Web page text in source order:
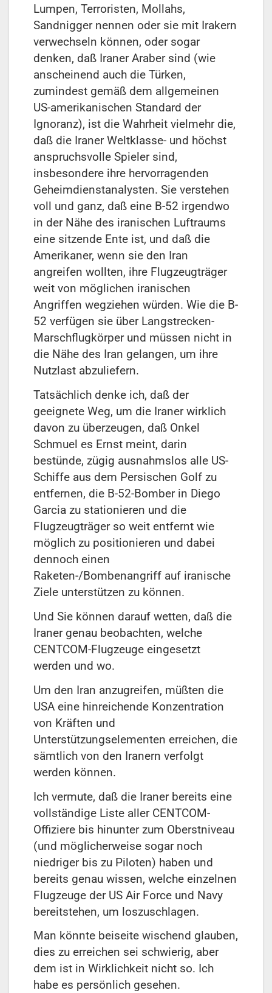
Lumpen, Terroristen, Mollahs,
Sandnigger nennen oder sie mit Irakern
verwechseln können, oder sogar
denken, daß Iraner Araber sind (wie
anscheinend auch die Türken,
zumindest gemäß dem allgemeinen
US-amerikanischen Standard der
Ignoranz), ist die Wahrheit vielmehr die,
daß die Iraner Weltklasse- und höchst
anspruchsvolle Spieler sind,
insbesondere ihre hervorragenden
Geheimdienstanalysten. Sie verstehen
voll und ganz, daß eine B-52 irgendwo
in der Nähe des iranischen Luftraums
eine sitzende Ente ist, und daß die
Amerikaner, wenn sie den Iran
angreifen wollten, ihre Flugzeugträger
weit von möglichen iranischen
Angriffen wegziehen würden. Wie die B-
52 verfügen sie über Langstrecken-
Marschflugkörper und müssen nicht in
die Nähe des Iran gelangen, um ihre
Nutzlast abzuliefern.
Tatsächlich denke ich, daß der
geeignete Weg, um die Iraner wirklich
davon zu überzeugen, daß Onkel
Schmuel es Ernst meint, darin
bestünde, zügig ausnahmslos alle US-
Schiffe aus dem Persischen Golf zu
entfernen, die B-52-Bomber in Diego
Garcia zu stationieren und die
Flugzeugträger so weit entfernt wie
möglich zu positionieren und dabei
dennoch einen
Raketen-/Bombenangriff auf iranische
Ziele unterstützen zu können.
Und Sie können darauf wetten, daß die
Iraner genau beobachten, welche
CENTCOM-Flugzeuge eingesetzt
werden und wo.
Um den Iran anzugreifen, müßten die
USA eine hinreichende Konzentration
von Kräften und
Unterstützungselementen erreichen, die
sämtlich von den Iranern verfolgt
werden können.
Ich vermute, daß die Iraner bereits eine
vollständige Liste aller CENTCOM-
Offiziere bis hinunter zum Oberstniveau
(und möglicherweise sogar noch
niedriger bis zu Piloten) haben und
bereits genau wissen, welche einzelnen
Flugzeuge der US Air Force und Navy
bereitstehen, um loszuschlagen.
Man könnte beiseite wischend glauben,
dies zu erreichen sei schwierig, aber
dem ist in Wirklichkeit nicht so. Ich
habe es persönlich gesehen.